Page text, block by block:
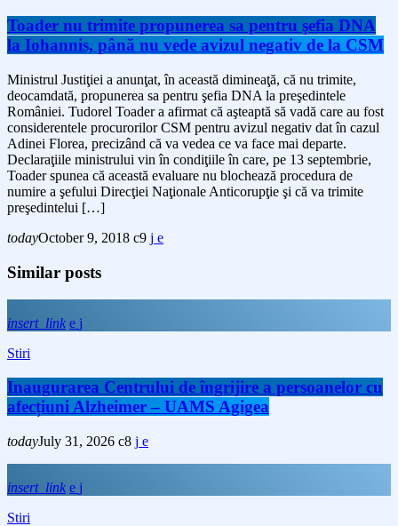
Toader nu trimite propunerea sa pentru şefia DNA
la Iohannis, până nu vede avizul negativ de la CSM
Ministrul Justiţiei a anunţat, în această dimineaţă, că nu trimite,
deocamdată, propunerea sa pentru şefia DNA la preşedintele
României. Tudorel Toader a afirmat că aşteaptă să vadă care au fost
considerentele procurorilor CSM pentru avizul negativ dat în cazul
Adinei Florea, precizând că va vedea ce va face mai departe.
Declaraţiile ministrului vin în condiţiile în care, pe 13 septembrie,
Toader spunea că această evaluare nu blochează procedura de
numire a şefului Direcţiei Naţionale Anticorupţie şi că va trimite
preşedintelui […]
todayOctober 9, 2018 9
Similar posts
insert_link
Stiri
Inaugurarea Centrului de îngrijire a persoanelor cu
afecțiuni Alzheimer – UAMS Agigea
todayJuly 31, 2026 8
insert_link
Stiri